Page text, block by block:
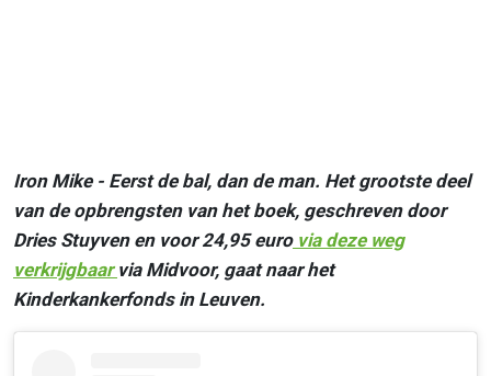
Iron Mike - Eerst de bal, dan de man. Het grootste deel
van de opbrengsten van het boek, geschreven door
Dries Stuyven en voor 24,95 eurovia deze weg
verkrijgbaarvia Midvoor, gaat naar het
Kinderkankerfonds in Leuven.